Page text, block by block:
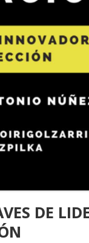
DE